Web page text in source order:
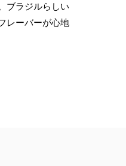
ブラジルらしい
レーバーが心地